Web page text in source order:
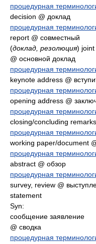
процедурная
decision @ доклад
процедурная
report @ совместный
(доклад, резолюция) joint
@ основной доклад
процедурная
keynote address @
процедурная
opening address @
процедурная
closing/concluding
процедурная
working paper/document
процедурная
abstract @ обзор
процедурная
survey, review @
statement
Syn:
сообщение заявление
@ сводка
процедурная